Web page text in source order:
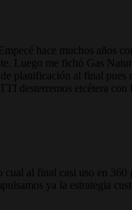
hace muchos años
Luego me fichó Gas
planificación al final pues
desterremos etcétera
al final casi uso en 360
ya la estrategia